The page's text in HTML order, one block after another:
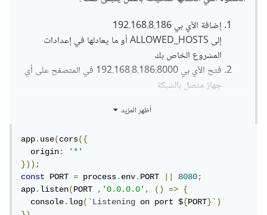
إضافة الآي بي 192.168.8.186
إلى ALLOWED_HOSTS أو ما يعادلها في إعدادات
المشروع الخاص بك
فتح الآي بي 192.168.8.186:8000 في المتصفح على أي
جهاز متصل بالشبكة
أظهر المزيد
app.use(cors({
  origin
:
'*'
}));
const
PORT = process.env.PORT || 8080;
app.listen(PORT ,'0.0.0.0', () =>
{
  console
.log(`Listening on port ${PORT}`)